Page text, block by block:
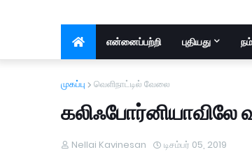
என்னைப்பற்றி புதியது
முகப்பு வெளிநாட்டில் வேலை
Nellai Kavinesan டிசம்பர் 05, 2019